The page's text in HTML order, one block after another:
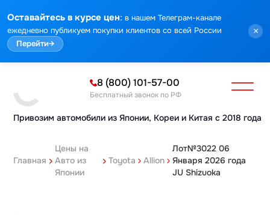
Оставайтесь в курсе цен: в нашем Телеграм-канале
ежедневно публикуем покупки клиентов со всей России
Перейти→
×
Привозим автомобили из Японии, Кореи и Китая с 2018 года
8 (800) 101-57-00
Бесплатный звонок по РФ
Главная
Цены на
Авто из
Японии
Toyota Allion
Лот№3022 06
Января 2026 года
JU Shizuoka